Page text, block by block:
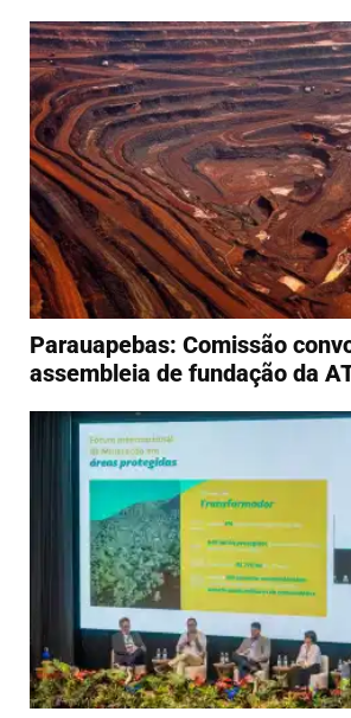
Parauapebas: Comissão
assembleia de fundação da